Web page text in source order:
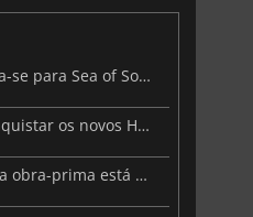
Hollow Knight: Silksong prepara-se para Sea of Sorrow com um patch
A Invasão dos Illuminados: Conquistar os novos Helldivers 2 Atualização!
GTA VI: Para além dos atrasos, a obra-prima está quase a chegar